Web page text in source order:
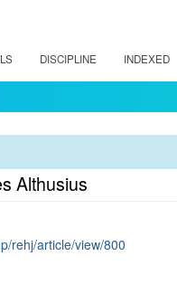
DISCIPLINE INDEXED
Althusius
rehj/article/view/800